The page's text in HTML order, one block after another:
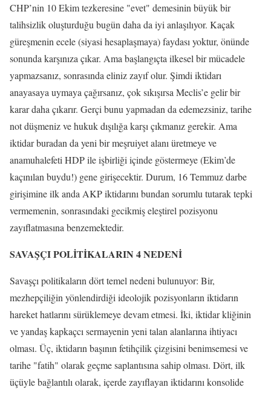
CHP’nin 10 Ekim tezkeresine "evet" demesinin büyük bir
talihsizlik oluşturduğu bugün daha da iyi anlaşılıyor. Kaçak
güreşmenin ecele (siyasi hesaplaşmaya) faydası yoktur, önünde
sonunda karşınıza çıkar. Ama başlangıçta ilkesel bir mücadele
yapmazsanız, sonrasında eliniz zayıf olur. Şimdi iktidarı
anayasaya uymaya çağırsanız, çok sıkışırsa Meclis’e gelir bir
karar daha çıkarır. Gerçi bunu yapmadan da edemezsiniz, tarihe
not düşmeniz ve hukuk dışılığa karşı çıkmanız gerekir. Ama
iktidar buradan da yeni bir meşruiyet alanı üretmeye ve
anamuhalefeti HDP ile işbirliği içinde göstermeye (Ekim’de
kaçınılan buydu!) gene girişecektir. Durum, 16 Temmuz darbe
girişimine ilk anda AKP iktidarını bundan sorumlu tutarak tepki
vermemenin, sonrasındaki gecikmiş eleştirel pozisyonu
zayıflatmasına benzemektedir.
SAVAŞÇI POLİTİKALARIN 4 NEDENİ
Savaşçı politikaların dört temel nedeni bulunuyor: Bir,
mezhepçiliğin yönlendirdiği ideolojik pozisyonların iktidarın
hareket hatlarını sürüklemeye devam etmesi. İki, iktidar kliğinin
ve yandaş kapkaçcı sermayenin yeni talan alanlarına ihtiyacı
olması. Üç, iktidarın başının fetihçilik çizgisini benimsemesi ve
tarihe "fatih" olarak geçme saplantısına sahip olması. Dört, ilk
üçüyle bağlantılı olarak, içerde zayıflayan iktidarını konsolide